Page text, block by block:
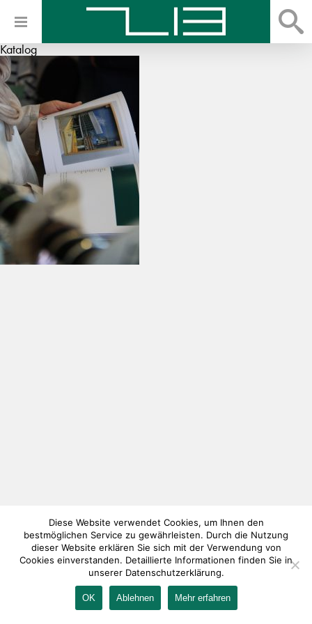
Katalog
IMPRESSUM KONTAKT AGB DATENSCHUTZ
Diese Website verwendet Cookies, um Ihnen den
bestmöglichen Service zu gewährleisten. Durch die Nutzung
dieser Website erklären Sie sich mit der Verwendung von
Cookies einverstanden. Detaillierte Informationen finden Sie in
unserer Datenschutzerklärung.
OK Ablehnen Mehr erfahren